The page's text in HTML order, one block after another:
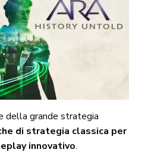
della grande strategia
di strategia classica per
innovativo.